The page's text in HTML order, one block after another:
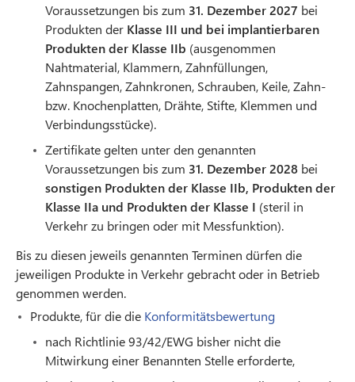
Voraussetzungen bis zum 31. Dezember 2027 bei
Produkten der Klasse III und bei implantierbaren
Produkten der Klasse IIb (ausgenommen
Nahtmaterial, Klammern, Zahnfüllungen,
Zahnspangen, Zahnkronen, Schrauben, Keile, Zahn-
bzw. Knochenplatten, Drähte, Stifte, Klemmen und
Verbindungsstücke).
Zertifikate gelten unter den genannten
Voraussetzungen bis zum 31. Dezember 2028 bei
sonstigen Produkten der Klasse IIb, Produkten der
Klasse IIa und Produkten der Klasse I (steril in
Verkehr zu bringen oder mit Messfunktion).
Bis zu diesen jeweils genannten Terminen dürfen die
jeweiligen Produkte in Verkehr gebracht oder in Betrieb
genommen werden.
Produkte, für die die Konformitätsbewertung
nach Richtlinie 93/42/EWG bisher nicht die
Mitwirkung einer Benannten Stelle erforderte,